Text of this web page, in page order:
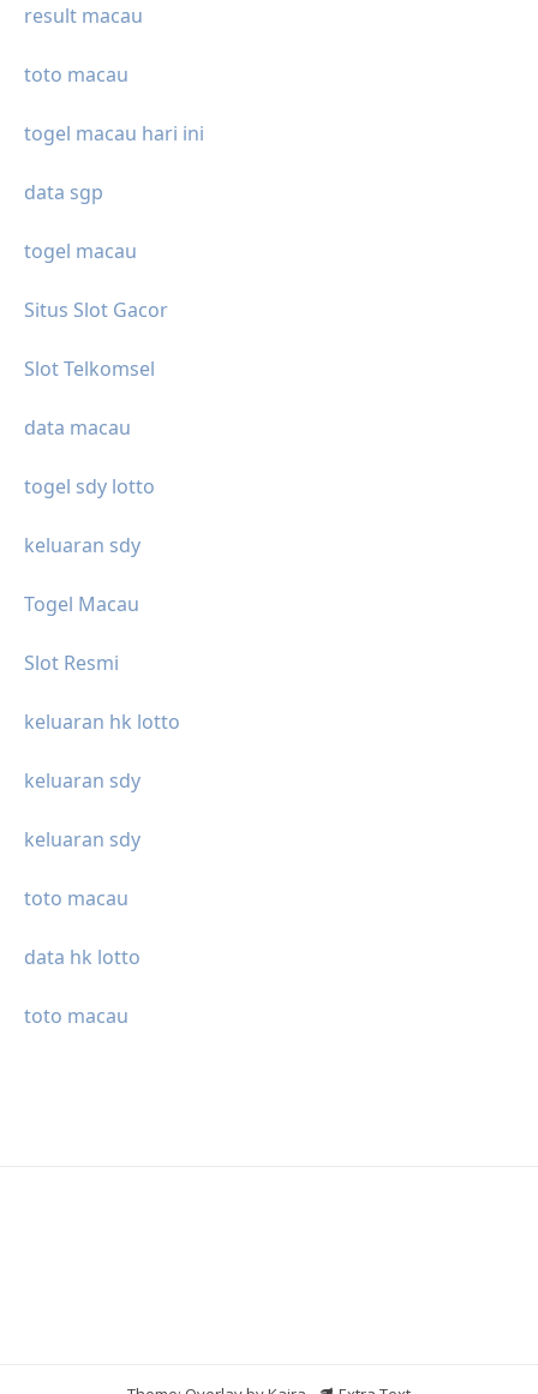
result macau
toto macau
togel macau hari ini
data sgp
togel macau
Situs Slot Gacor
Slot Telkomsel
data macau
togel sdy lotto
keluaran sdy
Togel Macau
Slot Resmi
keluaran hk lotto
keluaran sdy
keluaran sdy
toto macau
data hk lotto
toto macau